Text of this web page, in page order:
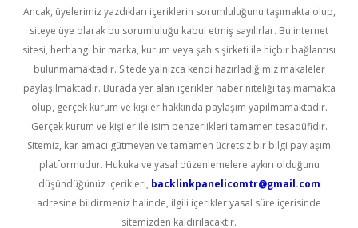
Ancak, üyelerimiz yazdıkları içeriklerin sorumluluğunu taşımakta olup,
siteye üye olarak bu sorumluluğu kabul etmiş sayılırlar. Bu internet
sitesi, herhangi bir marka, kurum veya şahıs şirketi ile hiçbir bağlantısı
bulunmamaktadır. Sitede yalnızca kendi hazırladığımız makaleler
paylaşılmaktadır. Burada yer alan içerikler haber niteliği taşımamakta
olup, gerçek kurum ve kişiler hakkında paylaşım yapılmamaktadır.
Gerçek kurum ve kişiler ile isim benzerlikleri tamamen tesadüfidir.
Sitemiz, kar amacı gütmeyen ve tamamen ücretsiz bir bilgi paylaşım
platformudur. Hukuka ve yasal düzenlemelere aykırı olduğunu
düşündüğünüz içerikleri, backlinkpanelicomtr@gmail.com
adresine bildirmeniz halinde, ilgili içerikler yasal süre içerisinde
sitemizden kaldırılacaktır.